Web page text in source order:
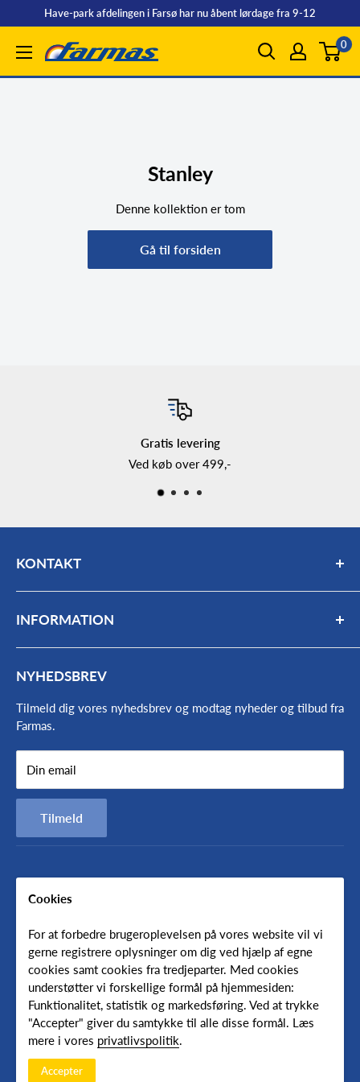
indhold
Have-park afdelingen i Farsø har nu åbent lørdage fra 9-12
Farmas
0
Stanley
Denne kollektion er tom
Gå til forsiden
Gratis levering
Ved køb over 499,-
KONTAKT
Mail:bogholderi@farmas.dk
Mandag - fredag: 7:30 - 16:00
Værkstedets åbningstider:
Mandag - onsdag 7:30- 15:45
Torsdag - fredag 7:30-15:30
åbningstid.
Ved brug af vagt-telefonen pålægges et tilkaldegebyr på 750,-
INFORMATION
Kontakt
Find vej og åbningstider
Om os
Medarbejdere
Nyheder
Handelsbetingelser
Persondatapolitik
NYHEDSBREV
Tilmeld dig vores nyhedsbrev og modtag nyheder og tilbud fra
Farmas.
Din email
Tilmeld
Oversæt
English
Cookies
For at forbedre brugeroplevelsen på vores website vil vi
gerne registrere oplysninger om dig ved hjælp af egne
cookies samt cookies fra tredjeparter. Med cookies
understøtter vi forskellige formål på hjemmesiden:
Funktionalitet, statistik og markedsføring. Ved at trykke
"Accepter" giver du samtykke til alle disse formål. Læs
mere i vores privatlivspolitik.
Accepter